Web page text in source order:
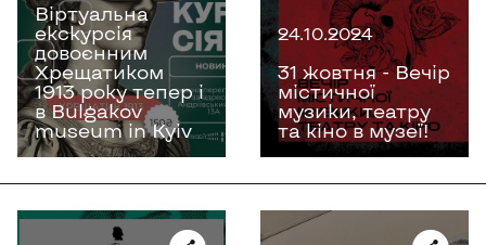
Віртуальна
екскурсія
довоєнним
Хрещатиком
1913 року тепер і
в Bulgakov
museum in Kyiv
24.10.2024
31 жовтня - Вечір
містичної
музики, театру
та кіно в музеї!